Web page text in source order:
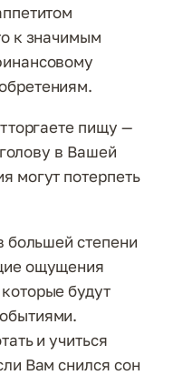
к значимым
пищу —
в Вашей
могут потерпеть
большей степени
ощущения
будут
и учиться
Вам снился сон